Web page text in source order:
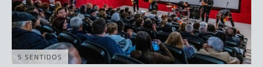
5 SENTIDOS